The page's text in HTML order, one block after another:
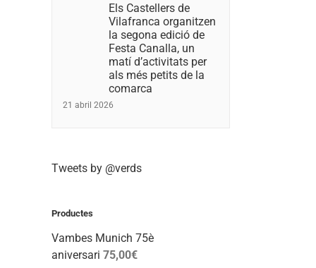
Els Castellers de
Vilafranca organitzen
la segona edició de
Festa Canalla, un
matí d’activitats per
als més petits de la
comarca
21 abril 2026
Tweets by @verds
Productes
Vambes Munich 75è
aniversari 75,00€